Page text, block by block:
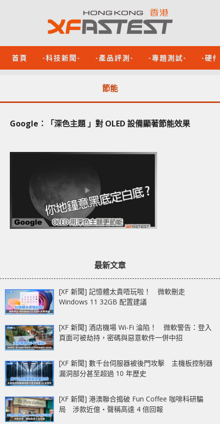
首頁 -科技新聞- -產品評測- -專題測試- -硬
節能
Google：「深色主題 」對 OLED 設備顯著節能效果
最新文章
[XF 新聞] 記憶體太貴唔玩啦！ 微軟刪走
Windows 11 32GB 配置建議
[XF 新聞] 酒店機場 Wi-Fi 淪陷！ 微軟警告：登入
頁面可被劫持，密碼與惡意軟件一併中招
[XF 新聞] 數千台伺服器被後門攻擊 主機板控制器
漏洞部分甚至超過 10 年歷史
[XF 新聞] 港澳聯合搗破 Fun Coffee 咖啡科研騙
局 涉款近億‧聲稱高達 4 倍回報